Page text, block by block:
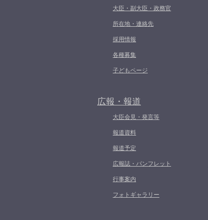
大臣・副大臣・政務官
所在地・連絡先
採用情報
各種募集
子どもページ
広報・報道
大臣会見・発言等
報道資料
報道予定
広報誌・パンフレット
行事案内
フォトギャラリー